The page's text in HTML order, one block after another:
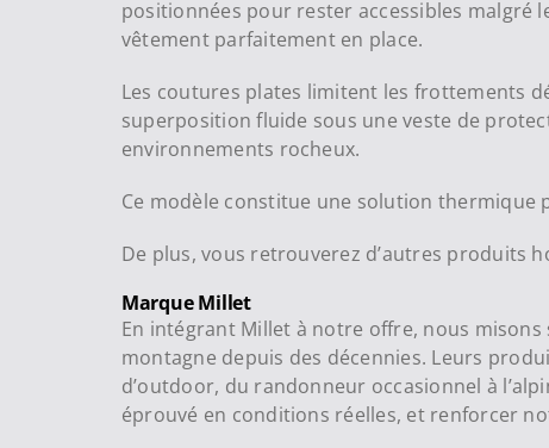
positionnées pour rester accessibles malgré
vêtement parfaitement en place.
Les coutures plates limitent les frottements
superposition fluide sous une veste de
environnements rocheux.
Ce modèle constitue une solution thermique
De plus, vous retrouverez d’autres produits
Marque Millet
En intégrant Millet à notre offre, nous
montagne depuis des décennies. Leurs
d’outdoor, du randonneur occasionnel à
éprouvé en conditions réelles, et renforcer